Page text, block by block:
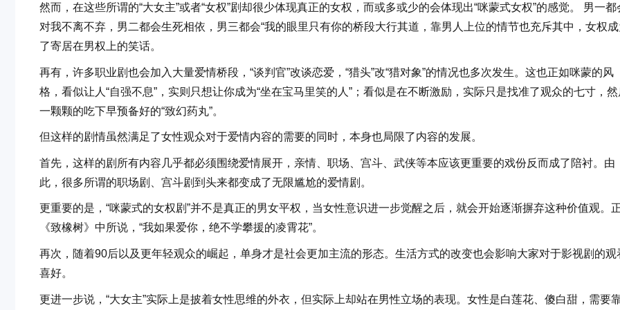
然而，在这些所谓的“大女主”或者“女权”剧却很少体现真正的女权，而或多或少的会体现出“咪蒙式女权”的感觉。 男一都
对我不离不弃，男二都会生死相依，男三都会“我的眼里只有你的桥段大行其道，靠男人上位的情节也充斥其中，女权成
了寄居在男权上的笑话。
再有，许多职业剧也会加入大量爱情桥段，“谈判官”改谈恋爱，“猎头”改“猎对象”的情况也多次发生。这也正如咪蒙的风
格，看似让人“自强不息”，实则只想让你成为“坐在宝马里笑的人”；看似是在不断激励，实际只是找准了观众的七寸，
一颗颗的吃下早预备好的“致幻药丸”。
但这样的剧情虽然满足了女性观众对于爱情内容的需要的同时，本身也局限了内容的发展。
首先，这样的剧所有内容几乎都必须围绕爱情展开，亲情、职场、宫斗、武侠等本应该更重要的戏份反而成了陪衬。由
此，很多所谓的职场剧、宫斗剧到头来都变成了无限尴尬的爱情剧。
更重要的是，“咪蒙式的女权剧”并不是真正的男女平权，当女性意识进一步觉醒之后，就会开始逐渐摒弃这种价值观。
《致橡树》中所说，“我如果爱你，绝不学攀援的凌霄花”。
再次，随着90后以及更年轻观众的崛起，单身才是社会更加主流的形态。生活方式的改变也会影响大家对于影视剧的观
喜好。
更进一步说，“大女主”实际上是披着女性思维的外衣，但实际上却站在男性立场的表现。女性是白莲花、傻白甜，需要